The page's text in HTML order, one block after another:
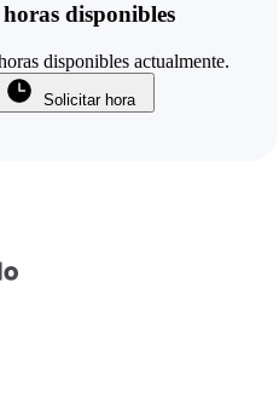
disponibles
disponibles actualmente.
Solicitar hora